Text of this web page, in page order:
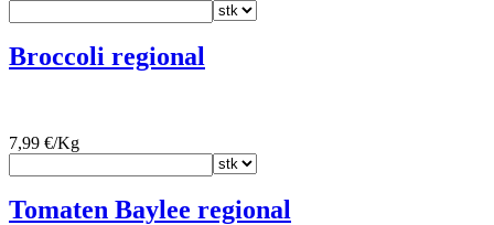
Broccoli regional
7,99 €/Kg
Tomaten Baylee regional